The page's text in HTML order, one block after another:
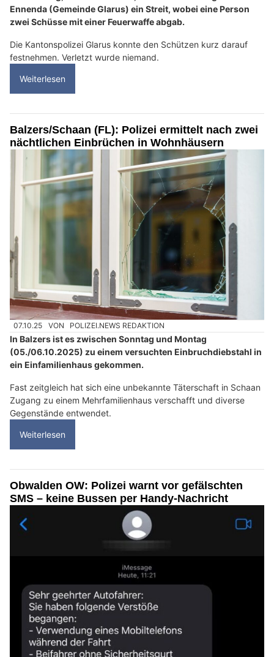
Ennenda (Gemeinde Glarus) ein Streit, wobei eine Person
zwei Schüsse mit einer Feuerwaffe abgab.
Die Kantonspolizei Glarus konnte den Schützen kurz darauf
festnehmen. Verletzt wurde niemand.
Weiterlesen
Balzers/Schaan (FL): Polizei ermittelt nach zwei
nächtlichen Einbrüchen in Wohnhäusern
07.10.25 VON POLIZEI.NEWS REDAKTION
In Balzers ist es zwischen Sonntag und Montag
(05./06.10.2025) zu einem versuchten Einbruchdiebstahl in
ein Einfamilienhaus gekommen.
Fast zeitgleich hat sich eine unbekannte Täterschaft in Schaan
Zugang zu einem Mehrfamilienhaus verschafft und diverse
Gegenstände entwendet.
Weiterlesen
Obwalden OW: Polizei warnt vor gefälschten
SMS – keine Bussen per Handy-Nachricht